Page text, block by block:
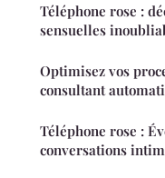
Téléphone rose :
sensuelles
Optimisez vos
consultant
Téléphone rose :
conversations